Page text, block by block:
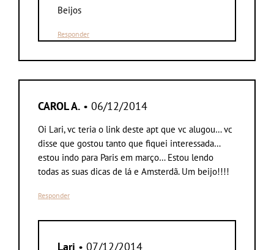
Beijos
Responder
CAROL A. • 06/12/2014
Oi Lari, vc teria o link deste apt que vc alugou… vc
disse que gostou tanto que fiquei interessada…
estou indo para Paris em março… Estou lendo
todas as suas dicas de lá e Amsterdã. Um beijo!!!!
Responder
Lari • 07/12/2014